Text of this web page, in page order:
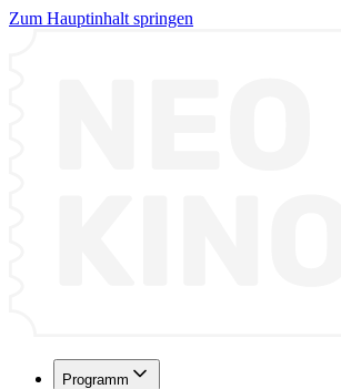
Zum Hauptinhalt springen
Programm